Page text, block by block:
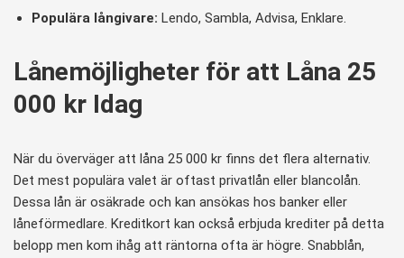
Populära långivare: Lendo, Sambla, Advisa, Enklare.
Lånemöjligheter för att Låna 25
000 kr Idag
När du överväger att låna 25 000 kr finns det flera alternativ.
Det mest populära valet är oftast privatlån eller blancolån.
Dessa lån är osäkrade och kan ansökas hos banker eller
låneförmedlare. Kreditkort kan också erbjuda krediter på detta
belopp men kom ihåg att räntorna ofta är högre. Snabblån,